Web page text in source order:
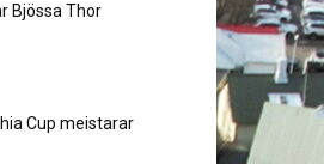
Bjössa Thor
Cup meistarar